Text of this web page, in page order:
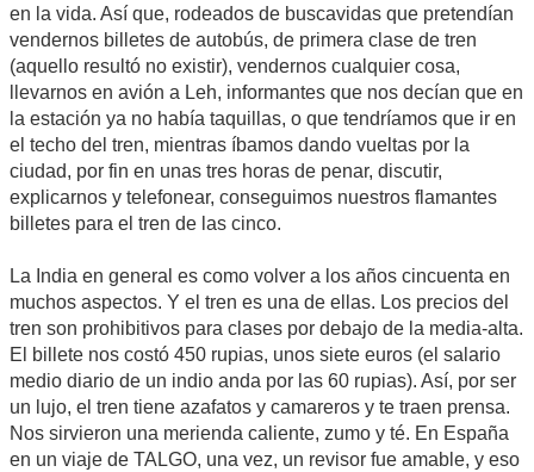
en la vida. Así que, rodeados de buscavidas que pretendían
vendernos billetes de autobús, de primera clase de tren
(aquello resultó no existir), vendernos cualquier cosa,
llevarnos en avión a Leh, informantes que nos decían que en
la estación ya no había taquillas, o que tendríamos que ir en
el techo del tren, mientras íbamos dando vueltas por la
ciudad, por fin en unas tres horas de penar, discutir,
explicarnos y telefonear, conseguimos nuestros flamantes
billetes para el tren de las cinco.
La India en general es como volver a los años cincuenta en
muchos aspectos. Y el tren es una de ellas. Los precios del
tren son prohibitivos para clases por debajo de la media-alta.
El billete nos costó 450 rupias, unos siete euros (el salario
medio diario de un indio anda por las 60 rupias). Así, por ser
un lujo, el tren tiene azafatos y camareros y te traen prensa.
Nos sirvieron una merienda caliente, zumo y té. En España
en un viaje de TALGO, una vez, un revisor fue amable, y eso